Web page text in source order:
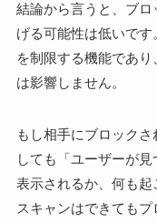
結論から言うと、ブ
げる可能性は低いで
を制限する機能であ
は影響しません。
もし相手にブロック
しても「ユーザーが
表示されるか、何も起
スキャンはできても